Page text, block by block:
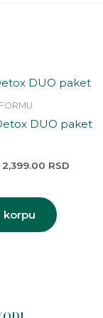
DUO paket
Originalna
je
3,175.20 RSD.
2,399.00 RSD
korpu